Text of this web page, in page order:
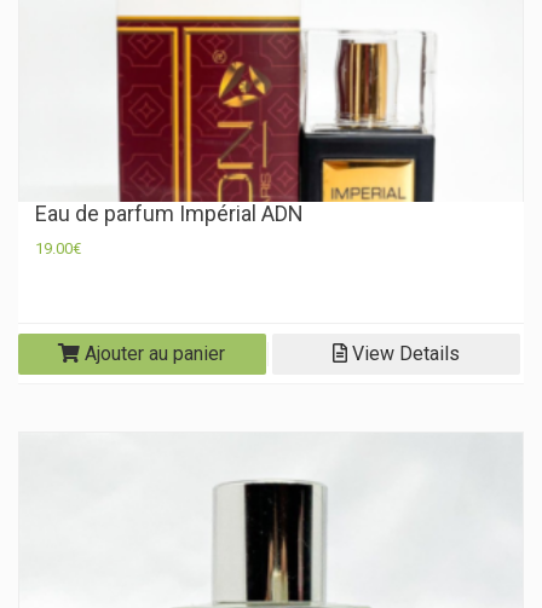
Eau de parfum Impérial ADN
19.00€
Ajouter au panier View Details